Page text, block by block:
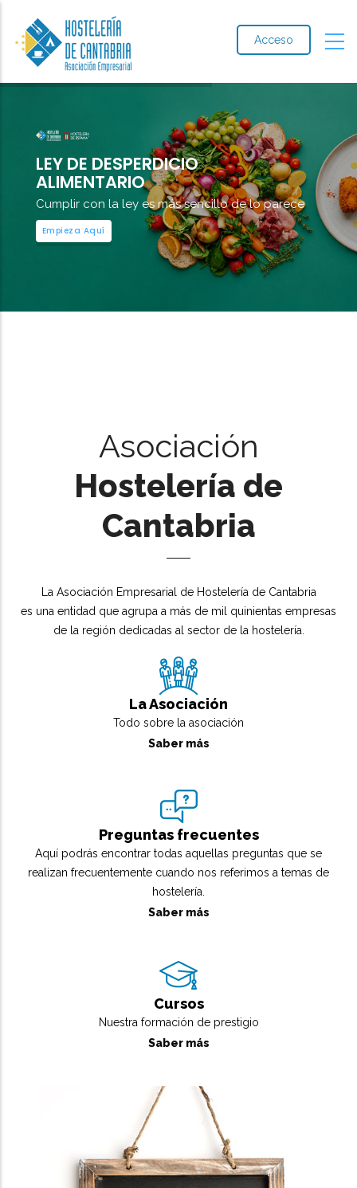
Acceso
LEY DE DESPERDICIO
ALIMENTARIO
Cumplir con la ley es más sencillo de lo parece
Empieza Aquí
Asociación
Hostelería de
Cantabria
La Asociación Empresarial de Hostelería de Cantabria
es una entidad que agrupa a más de mil quinientas empresas
de la región dedicadas al sector de la hostelería.
La Asociación
Todo sobre la asociación
Saber más
Preguntas frecuentes
Aquí podrás encontrar todas aquellas preguntas que se
realizan frecuentemente cuando nos referimos a temas de
hostelería.
Saber más
Cursos
Nuestra formación de prestigio
Saber más